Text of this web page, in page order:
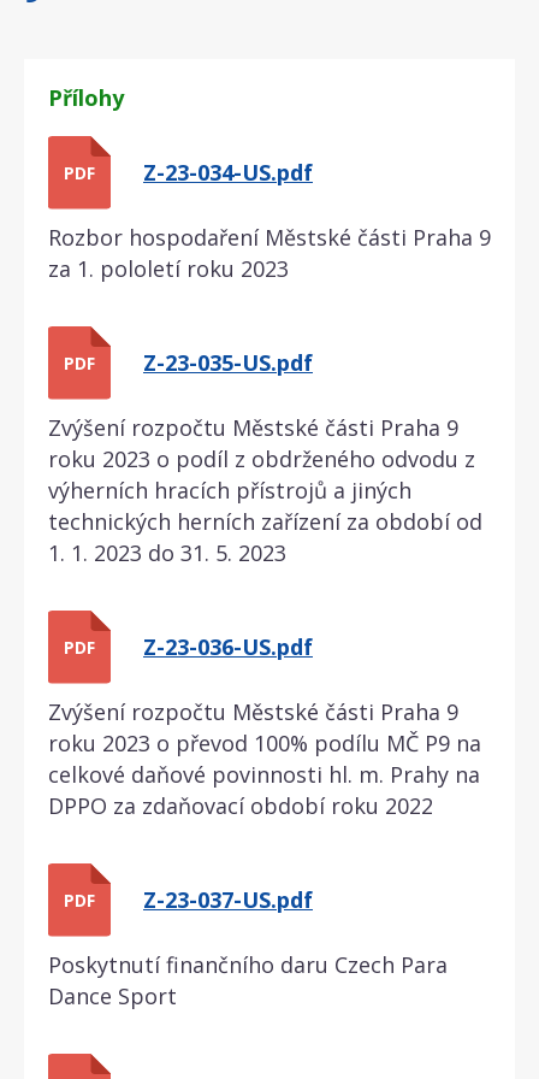
Přílohy
PDF Z-23-034-US.pdf
Rozbor hospodaření Městské části Praha 9
za 1. pololetí roku 2023
PDF Z-23-035-US.pdf
Zvýšení rozpočtu Městské části Praha 9
roku 2023 o podíl z obdrženého odvodu z
výherních hracích přístrojů a jiných
technických herních zařízení za období od
1. 1. 2023 do 31. 5. 2023
PDF Z-23-036-US.pdf
Zvýšení rozpočtu Městské části Praha 9
roku 2023 o převod 100% podílu MČ P9 na
celkové daňové povinnosti hl. m. Prahy na
DPPO za zdaňovací období roku 2022
PDF Z-23-037-US.pdf
Poskytnutí finančního daru Czech Para
Dance Sport